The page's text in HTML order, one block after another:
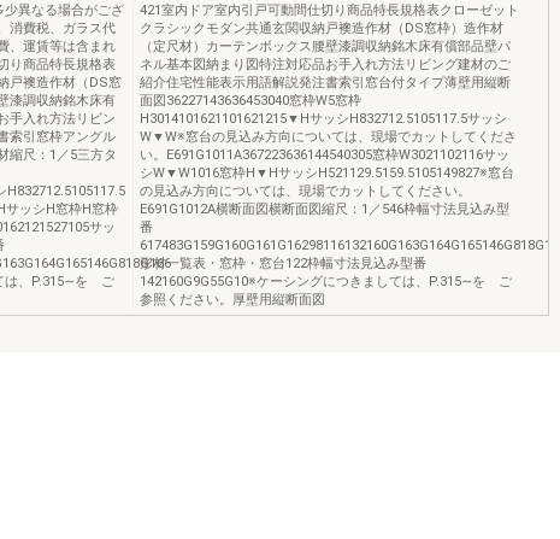
少異なる場合がござ
消費税、ガラス代
、運賃等は含まれ
り商品特長規格表
戸襖造作材（DS窓
漆調収納銘木床有
手入れ方法リビン
索引窓枠アングル
縮尺：1／5三方タ
H832712.5105117.5
ッシH窓枠H窓枠
サッ
は、P.315∼を ご
421室内ドア室内引戸可動間仕切り商品特長規格表クローゼット
クラシックモダン共通玄関収納戸襖造作材（DS窓枠）造作材
（定尺材）カーテンボックス腰壁漆調収納銘木床有償部品壁パ
ネル基本図納まり図特注対応品お手入れ方法リビング建材のご
紹介住宅性能表示用語解説発注書索引窓台付タイプ薄壁用縦断
面図36227143636453040窓枠W5窓枠
H3014101621101621215▼HサッシH832712.5105117.5サッシ
W▼W※窓台の見込み方向については、現場でカットしてくださ
い。E691G1011A367223636144540305窓枠W3021102116サッ
シW▼W1016窓枠H▼HサッシH521129.5159.5105149827※窓台
の見込み方向については、現場でカットしてください。
E691G1012A横断面図横断面図縮尺：1／546枠幅寸法見込み型
番
617483G159G160G161G16298116132160G163G164G165146G818G166
形材一覧表・窓枠・窓台122枠幅寸法見込み型番
142160G9G55G10※ケーシングにつきましては、P.315∼を ご
参照ください。厚壁用縦断面図